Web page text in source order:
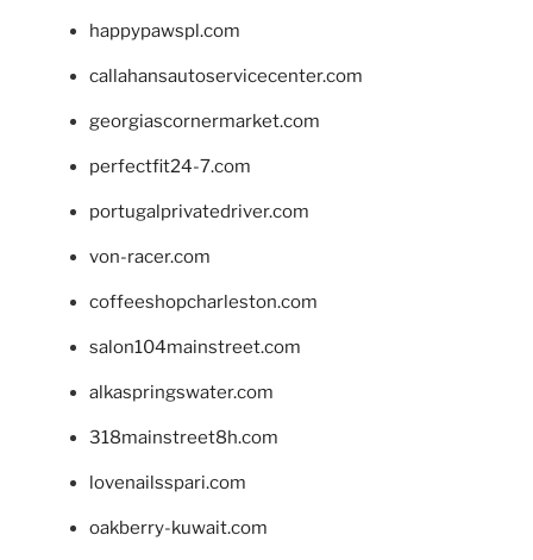
happypawspl.com
callahansautoservicecenter.com
georgiascornermarket.com
perfectfit24-7.com
portugalprivatedriver.com
von-racer.com
coffeeshopcharleston.com
salon104mainstreet.com
alkaspringswater.com
318mainstreet8h.com
lovenailsspari.com
oakberry-kuwait.com